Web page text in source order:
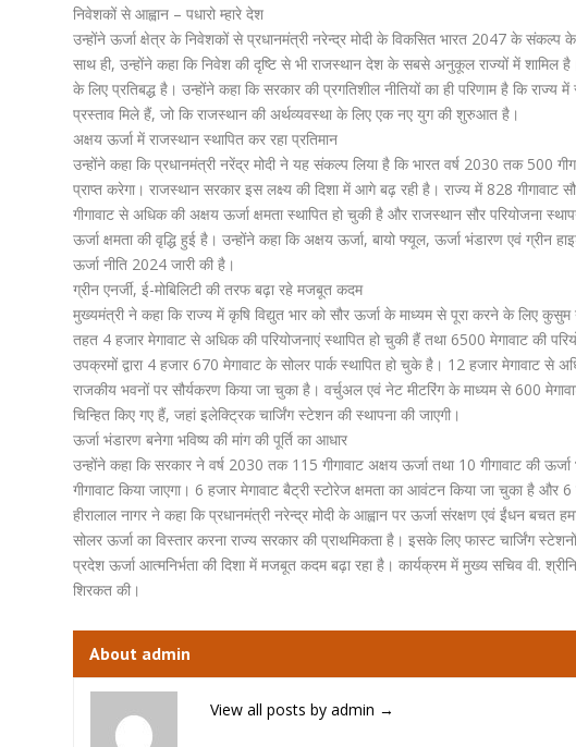
निवेशकों से आह्वान – पधारो म्हारे देश
उन्होंने ऊर्जा क्षेत्र के निवेशकों से प्रधानमंत्री नरेन्द्र मोदी के विकसित भारत 2047 के संकल्प
साथ ही, उन्होंने कहा कि निवेश की दृष्टि से भी राजस्थान देश के सबसे अनुकूल राज्यों में शामिल
के लिए प्रतिबद्ध है। उन्होंने कहा कि सरकार की प्रगतिशील नीतियों का ही परिणाम है कि
प्रस्ताव मिले हैं, जो कि राजस्थान की अर्थव्यवस्था के लिए एक नए युग की शुरुआत है।
अक्षय ऊर्जा में राजस्थान स्थापित कर रहा प्रतिमान
उन्होंने कहा कि प्रधानमंत्री नरेंद्र मोदी ने यह संकल्प लिया है कि भारत वर्ष 2030 तक 500
प्राप्त करेगा। राजस्थान सरकार इस लक्ष्य की दिशा में आगे बढ़ रही है। राज्य में 828
गीगावाट से अधिक की अक्षय ऊर्जा क्षमता स्थापित हो चुकी है और राजस्थान सौर परियोजना
ऊर्जा क्षमता की वृद्धि हुई है। उन्होंने कहा कि अक्षय ऊर्जा, बायो फ्यूल, ऊर्जा भंडारण एवं
ऊर्जा नीति 2024 जारी की है।
ग्रीन एनर्जी, ई-मोबिलिटी की तरफ बढ़ा रहे मजबूत कदम
मुख्यमंत्री ने कहा कि राज्य में कृषि विद्युत भार को सौर ऊर्जा के माध्यम से पूरा करने के लिए
तहत 4 हजार मेगावाट से अधिक की परियोजनाएं स्थापित हो चुकी हैं तथा 6500 मेगावाट की
उपक्रमों द्वारा 4 हजार 670 मेगावाट के सोलर पार्क स्थापित हो चुके है। 12 हजार मेगावाट से
राजकीय भवनों पर सौर्यकरण किया जा चुका है। वर्चुअल एवं नेट मीटरिंग के माध्यम से 600
चिन्हित किए गए हैं, जहां इलेक्ट्रिक चार्जिंग स्टेशन की स्थापना की जाएगी।
ऊर्जा भंडारण बनेगा भविष्य की मांग की पूर्ति का आधार
उन्होंने कहा कि सरकार ने वर्ष 2030 तक 115 गीगावाट अक्षय ऊर्जा तथा 10 गीगावाट की
गीगावाट किया जाएगा। 6 हजार मेगावाट बैट्री स्टोरेज क्षमता का आवंटन किया जा चुका है और
हीरालाल नागर ने कहा कि प्रधानमंत्री नरेन्द्र मोदी के आह्वान पर ऊर्जा संरक्षण एवं ईंधन बचत
सोलर ऊर्जा का विस्तार करना राज्य सरकार की प्राथमिकता है। इसके लिए फास्ट चार्जिंग
प्रदेश ऊर्जा आत्मनिर्भता की दिशा में मजबूत कदम बढ़ा रहा है। कार्यक्रम में मुख्य सचिव वी.
शिरकत की।
About admin
View all posts by admin →